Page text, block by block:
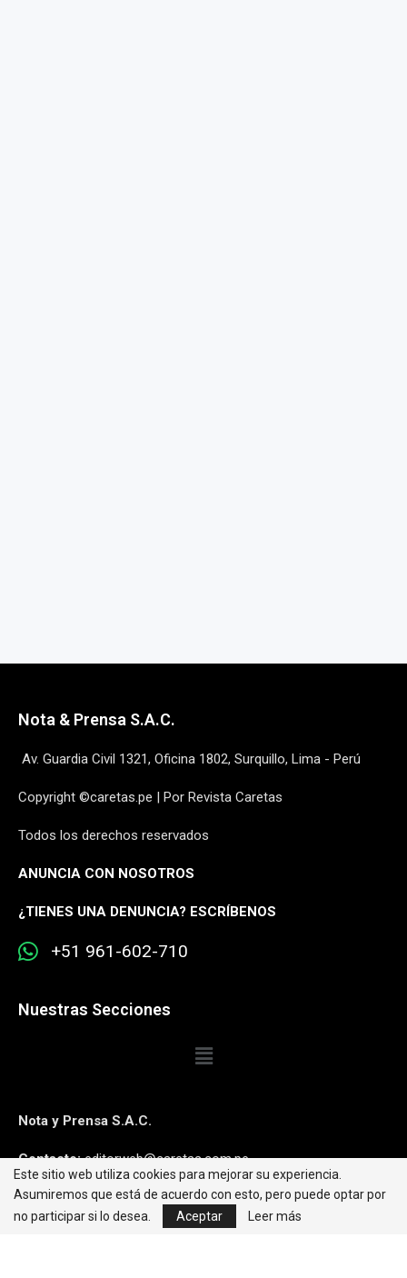
Nota & Prensa S.A.C.
Av. Guardia Civil 1321, Oficina 1802, Surquillo, Lima - Perú
Copyright ©caretas.pe | Por Revista Caretas
Todos los derechos reservados
ANUNCIA CON NOSOTROS
¿TIENES UNA DENUNCIA? ESCRÍBENOS
+51 961-602-710
Nuestras Secciones
Nota y Prensa S.A.C.
Contacto:editorweb@caretas.com.pe
Síguenos:
Este sitio web utiliza cookies para mejorar su experiencia.
Asumiremos que está de acuerdo con esto, pero puede optar por
no participar si lo desea.
Aceptar Leer más